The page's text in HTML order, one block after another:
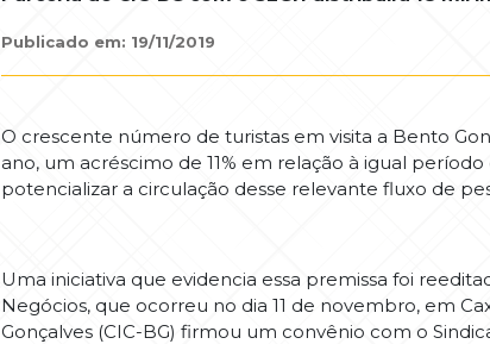
Publicado em: 19/11/2019
O crescente número de turistas em visita a Bento
ano, um acréscimo de 11% em relação à igual
potencializar a circulação desse relevante fluxo de
Uma iniciativa que evidencia essa premissa foi
Negócios, que ocorreu no dia 11 de novembro, em
Gonçalves (CIC-BG) firmou um convênio com o